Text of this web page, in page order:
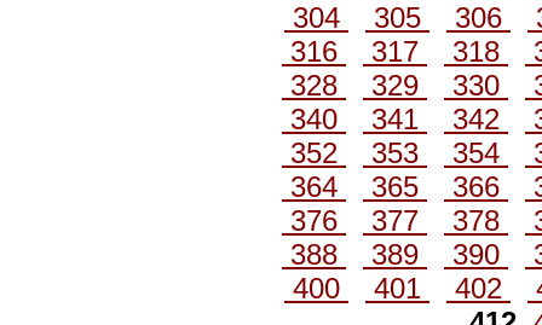
304
305 306
316
317 318
328
329 330
340
341 342
352
353 354
364
365 366
376
377 378
388
389 390
400
401 402